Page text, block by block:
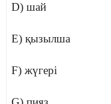
D) шай
E) қызылша
F) жүгері